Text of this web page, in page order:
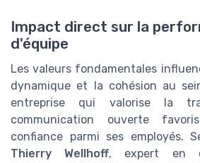
Impact direct sur la
d'équipe
Les valeurs fondamentales
dynamique et la cohésion au
entreprise qui valorise la
communication ouverte
confiance parmi ses employés.
Thierry Wellhoff, expert en